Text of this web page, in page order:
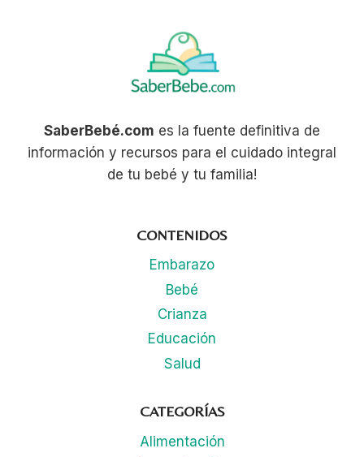
SaberBebé.com es la fuente definitiva de
información y recursos para el cuidado integral
de tu bebé y tu familia!
CONTENIDOS
Embarazo
Bebé
Crianza
Educación
Salud
CATEGORÍAS
Alimentación